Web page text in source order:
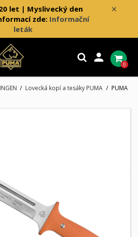
×
let | Myslivecký den
zde: Informační
leták

0
Lovecká kopí a tesáky PUMA
PUMA